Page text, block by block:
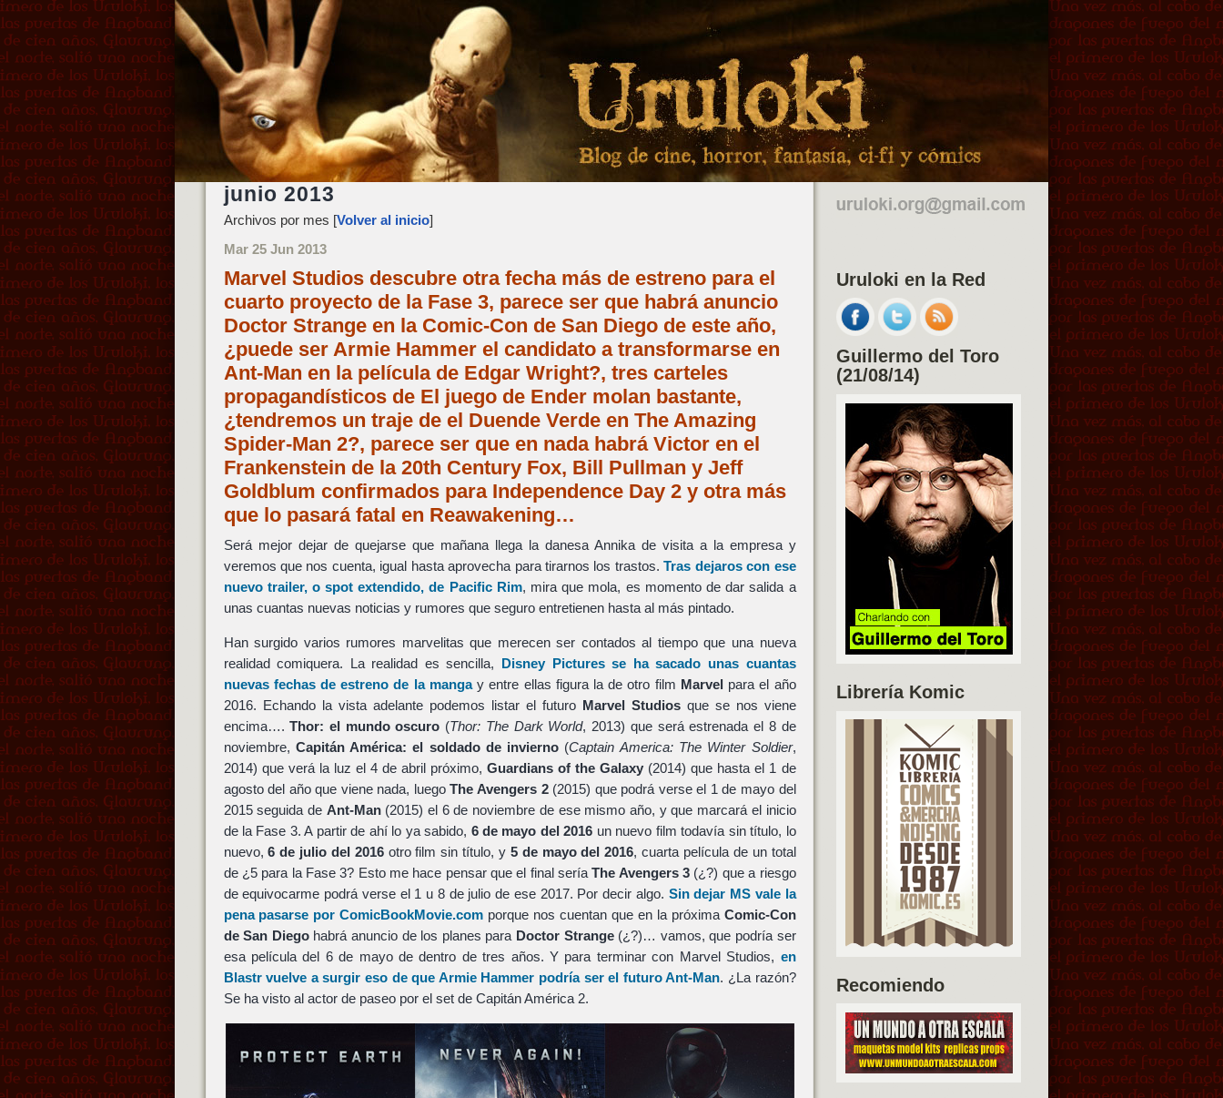
junio 2013
Archivos por mes [Volver al inicio]
Mar 25 Jun 2013
Marvel Studios descubre otra fecha más de estreno para el
cuarto proyecto de la Fase 3, parece ser que habrá anuncio
Doctor Strange en la Comic-Con de San Diego de este año,
¿puede ser Armie Hammer el candidato a transformarse en
Ant-Man en la película de Edgar Wright?, tres carteles
propagandísticos de El juego de Ender molan bastante,
¿tendremos un traje de el Duende Verde en The Amazing
Spider-Man 2?, parece ser que en nada habrá Victor en el
Frankenstein de la 20th Century Fox, Bill Pullman y Jeff
Goldblum confirmados para Independence Day 2 y otra más
que lo pasará fatal en Reawakening…
Será mejor dejar de quejarse que mañana llega la danesa Annika de visita a la empresa y
veremos que nos cuenta, igual hasta aprovecha para tirarnos los trastos.Tras dejaros con ese
nuevo trailer, o spot extendido, de Pacific Rim, mira que mola, es momento de dar salida a
unas cuantas nuevas noticias y rumores que seguro entretienen hasta al más pintado.
Han surgido varios rumores marvelitas que merecen ser contados al tiempo que una nueva
realidad comiquera. La realidad es sencilla, Disney Pictures se ha sacado unas cuantas
nuevas fechas de estreno de la mangay entre ellas figura la de otro film Marvel para el año
2016. Echando la vista adelante podemos listar el futuro Marvel Studiosque se nos viene
encima….Thor: el mundo oscuro (Thor: The Dark World, 2013) que será estrenada el 8 de
noviembre, Capitán América: el soldado de invierno (Captain America: The Winter Soldier,
2014) que verá la luz el 4 de abril próximo,Guardians of the Galaxy (2014) que hasta el 1 de
agosto del año que viene nada, luegoThe Avengers 2(2015) que podrá verse el 1 de mayo del
2015 seguida de Ant-Man(2015) el 6 de noviembre de ese mismo año, y que marcará el inicio
de la Fase 3. A partir de ahí lo ya sabido, 6 de mayo del 2016 un nuevo film todavía sin título, lo
nuevo,6 de julio del 2016otro film sin título, y 5 de mayo del 2016, cuarta película de un total
de ¿5 para la Fase 3? Esto me hace pensar que el final seríaThe Avengers 3 (¿?) que a riesgo
de equivocarme podrá verse el 1 u 8 de julio de ese 2017. Por decir algo. Sin dejar MS vale la
pena pasarse por ComicBookMovie.com porque nos cuentan que en la próxima Comic-Con
de San Diegohabrá anuncio de los planes para Doctor Strange(¿?)… vamos, que podría ser
esa película del 6 de mayo de dentro de tres años. Y para terminar con Marvel Studios, en
Blastr vuelve a surgir eso de que Armie Hammer podría ser el futuro Ant-Man. ¿La razón?
Se ha visto al actor de paseo por el set de Capitán América 2.
Uruloki en la Red
Guillermo del Toro
(21/08/14)
Librería Komic
Recomiendo